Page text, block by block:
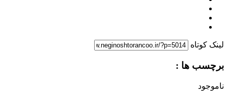
لینک کوتاه
برچسب ها :
ناموجود